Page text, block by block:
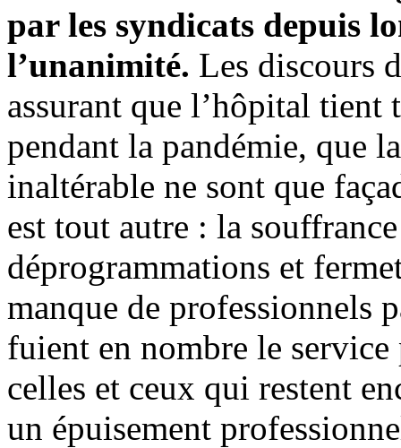
par les syndicats depuis
l’unanimité. Les discours
assurant que l’hôpital
pendant la pandémie, que
inaltérable ne sont que
est tout autre : la
déprogrammations et
manque de professionnels
fuient en nombre le
celles et ceux qui restent
un épuisement